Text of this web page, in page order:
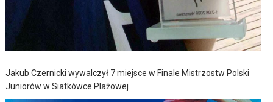
Jakub Czernicki wywalczył 7 miejsce w Finale Mistrzostw Polski
Juniorów w Siatkówce Plażowej